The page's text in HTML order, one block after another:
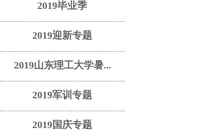
2019毕业季
2019迎新专题
2019山东理工大学暑...
2019军训专题
2019国庆专题